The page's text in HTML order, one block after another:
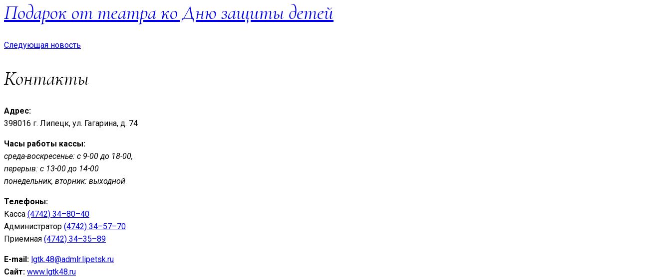
Подарок от театра ко Дню защиты детей
Следующая новость
Контакты
Адрес:
398016 г. Липецк, ул. Гагарина, д. 74
Часы работы кассы:
среда-воскресенье: с 9-00 до 18-00,
перерыв: с 13-00 до 14-00
понедельник, вторник: выходной
Телефоны:
Касса (4742) 34–80–40
Администратор (4742) 34–57–70
Приемная (4742) 34–35–89
E-mail: lgtk.48@admlr.lipetsk.ru
Сайт: www.lgtk48.ru